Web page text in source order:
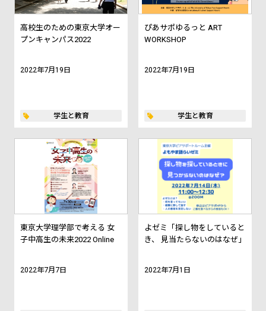
高校生のための東京大学オー
プンキャンパス2022
2022年7月19日
学生と教育
ぴあサポゆるっと ART
WORKSHOP
2022年7月19日
学生と教育
東京大学理学部で考える 女
子中高生の未来2022 Online
2022年7月7日
よゼミ「探し物をしていると
き、 見当たらないのはなぜ」
2022年7月1日